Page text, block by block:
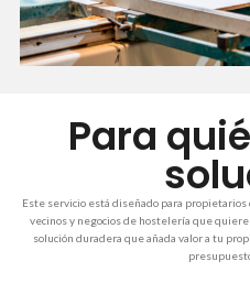
Para
Este servicio está diseñado para
vecinos y negocios de hostelería que
solución duradera que añada valor a tu